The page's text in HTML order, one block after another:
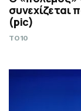
συνεχίζεται
(pic)
TO10